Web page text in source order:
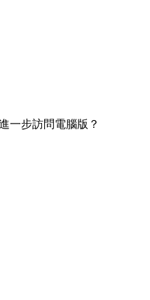
一步訪問電腦版？